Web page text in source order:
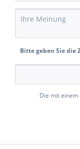
Bitte geben Sie die
Die mit